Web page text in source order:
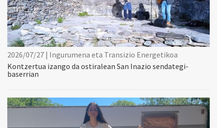
2026/07/27 | Ingurumena eta Transizio Energetikoa
Kontzertua izango da ostiralean San Inazio sendategi-
baserrian